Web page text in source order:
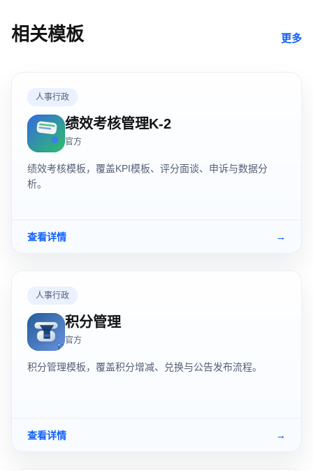
相关模板 更多
人事行政
绩效考核管理K-2
官方
绩效考核模板，覆盖KPI模板、评分面谈、申诉与数据分
析。
查看详情 →
人事行政
积分管理
官方
积分管理模板，覆盖积分增减、兑换与公告发布流程。
查看详情 →